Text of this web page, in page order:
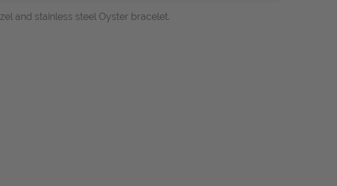
and stainless steel Oyster bracelet.